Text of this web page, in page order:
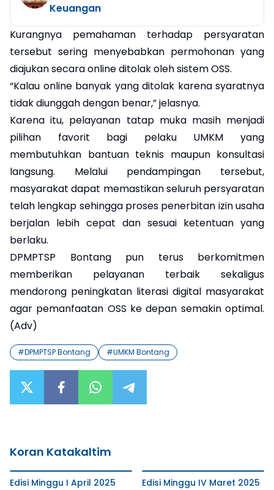
Keuangan
Kurangnya pemahaman terhadap persyaratan
tersebut sering menyebabkan permohonan yang
diajukan secara online ditolak oleh sistem OSS.
“Kalau online banyak yang ditolak karena syaratnya
tidak diunggah dengan benar,” jelasnya.
Karena itu, pelayanan tatap muka masih menjadi
pilihan favorit bagi pelaku UMKM yang
membutuhkan bantuan teknis maupun konsultasi
langsung. Melalui pendampingan tersebut,
masyarakat dapat memastikan seluruh persyaratan
telah lengkap sehingga proses penerbitan izin usaha
berjalan lebih cepat dan sesuai ketentuan yang
berlaku.
DPMPTSP Bontang pun terus berkomitmen
memberikan pelayanan terbaik sekaligus
mendorong peningkatan literasi digital masyarakat
agar pemanfaatan OSS ke depan semakin optimal.
(Adv)
#DPMPTSP Bontang #UMKM Bontang
Koran Katakaltim
Edisi Minggu I April 2025 Edisi Minggu IV Maret 2025